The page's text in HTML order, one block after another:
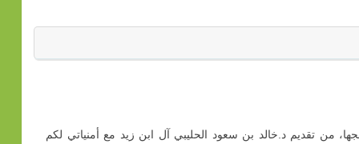
من تقديم د.خالد بن سعود الحليبي آل ابن زيد مع أمنياتي لكم